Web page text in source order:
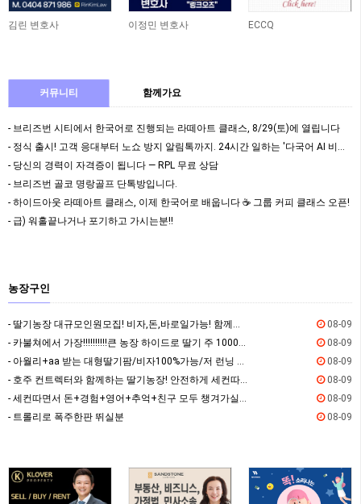
김린 변호사 이정민 변호사 ECCQ
커뮤니티 함께가요
- 브리즈번 시티에서 한국어로 진행되는 라떼아트 클래스, 8/29(토)에 열립니다
- 정식 출시! 고객 응대부터 노쇼 방지 알림톡까지. 24시간 일하는 '다국어 AI 비서' 를…
- 당신의 경력이 자격증이 됩니다 — RPL 무료 상담
- 브리즈번 골코 명랑골프 단톡방입니다.
- 하이드아웃 라떼아트 클래스, 이제 한국어로 배웁니다 ☕ 그룹 커피 클래스 오픈!
- 급) 워홀끝나거나 포기하고 가시는분!!
농장구인
- 딸기농장 대규모인원모집! 비자,돈,바로일가능! 함께하실분!
08-09
- 카불쳐에서 가장!!!!!!!!!!큰 농장 하이드로 딸기 주 1000불 이상
08-09
- 아월리+aa 받는 대형딸기팜/비자100%가능/저 런닝 좀 같이 뛰어주실분../상시채용중
08-09
- 호주 컨트렉터와 함께하는 딸기농장! 안전하게 세컨따세요
08-09
- 세컨따면서 돈+경험+영어+추억+친구 모두 챙겨가실분
08-09
- 트롤리로 폭주한판 뛰실분
08-09